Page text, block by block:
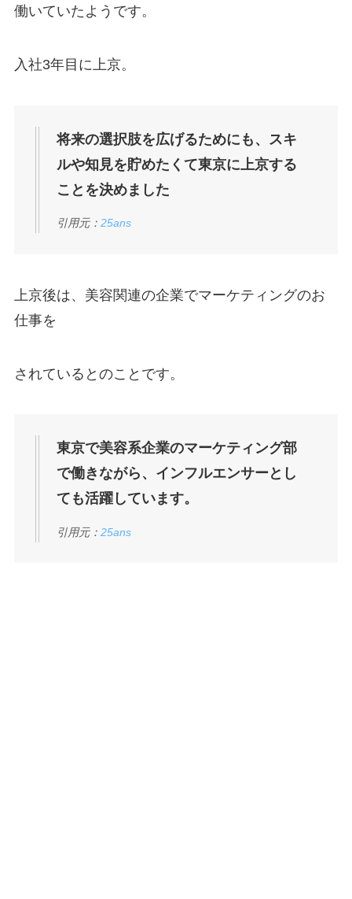
働いていたようです。
入社3年目に上京。
将来の選択肢を広げるためにも、スキ
ルや知見を貯めたくて東京に上京する
ことを決めました
引用元： 25ans
上京後は、美容関連の企業でマーケティングのお
仕事を
されているとのことです。
東京で美容系企業のマーケティング部
で働きながら、インフルエンサーとし
ても活躍しています。
引用元： 25ans